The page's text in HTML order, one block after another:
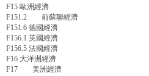
F15 歐洲經濟
F151.2 前蘇聯經濟
F151.6 德國經濟
F156.1 英國經濟
F156.5 法國經濟
F16 大洋洲經濟
F17 美洲經濟